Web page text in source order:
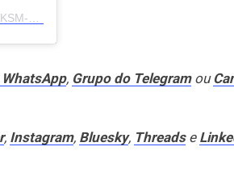
, Grupo do Telegram ou
, Instagram, Bluesky, Threadse